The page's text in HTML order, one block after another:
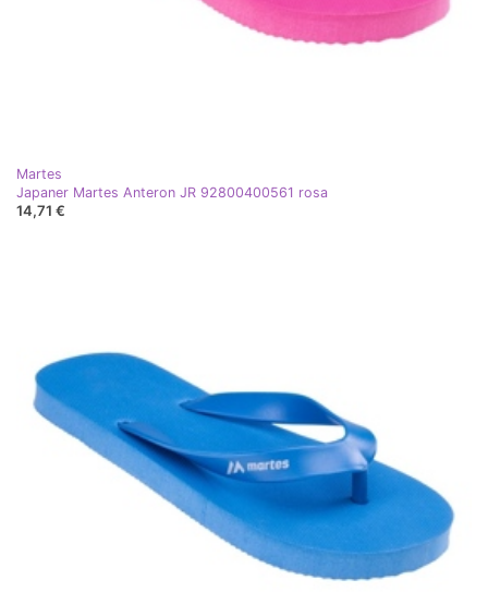
Martes
Japaner Martes Anteron JR 92800400561 rosa
14,71 €